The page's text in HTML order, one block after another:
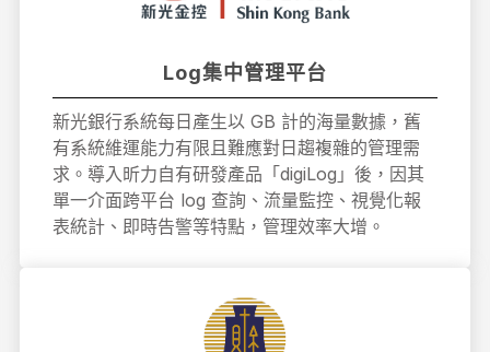
Log集中管理平台
新光銀行系統每日產生以 GB 計的海量數據，舊
有系統維運能力有限且難應對日趨複雜的管理需
求。導入昕力自有研發產品「digiLog」後，因其
單一介面跨平台 log 查詢、流量監控、視覺化報
表統計、即時告警等特點，管理效率大增。